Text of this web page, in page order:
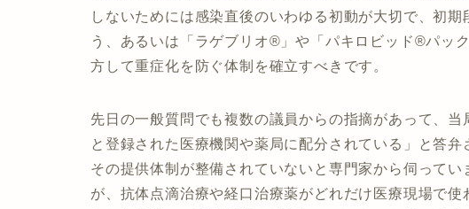
しないためには感染直後のいわゆる初動が大切で、初
う、あるいは「ラゲブリオ®」や「パキロビッド®パッ
方して重症化を防ぐ体制を確立すべきです。
先日の一般質問でも複数の議員からの指摘があって、
と登録された医療機関や薬局に配分されている」と答
その提供体制が整備されていないと専門家から伺って
が、抗体点滴治療や経口治療薬がどれだけ医療現場で